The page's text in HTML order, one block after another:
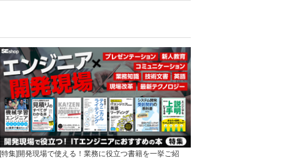
[特集]開発現場で使える！業務に役立つ書籍を一挙ご紹